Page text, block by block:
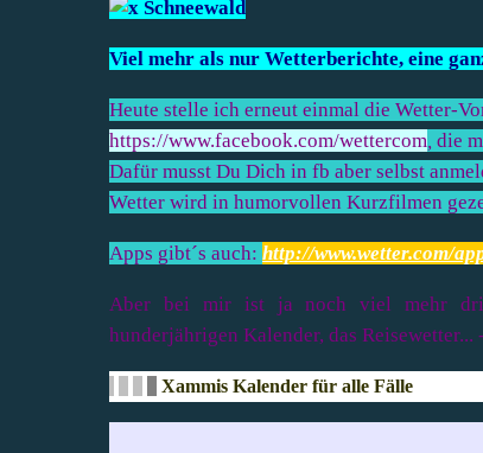
Viel mehr als nur Wetterberichte, eine
Heute stelle ich erneut einmal die Wetter-
https://www.facebook.com/wettercom die
Dafür musst Du Dich in fb aber selbst
Wetter wird in humorvollen Kurzfilmen
Apps gibt´s auch: http://www.wetter.com/
Aber bei mir ist ja noch viel mehr
hunderjährigen Kalender, das Reisewetter...
Xammis Kalender für alle Fälle